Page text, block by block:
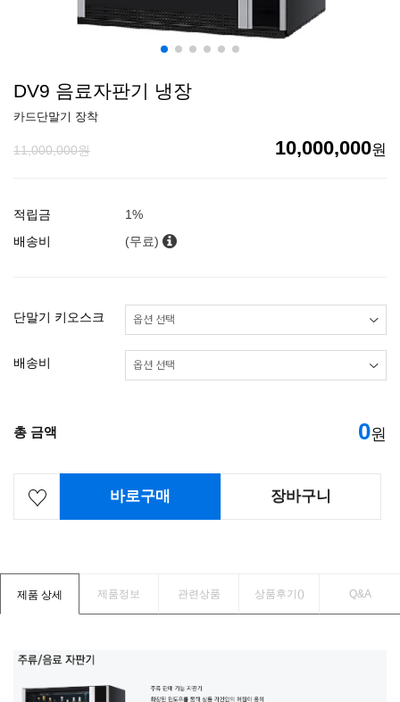
DV9 음료자판기 냉장
카드단말기 장착
11,000,000원 10,000,000원
적립금
1%
배송비
(무료)
단말기 키오스크
배송비
총 금액 0원
바로구매 장바구니
제품 상세 제품정보 관련상품 상품후기() Q&A